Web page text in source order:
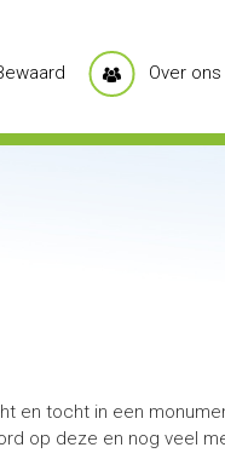
Over ons
en tocht in een
op deze en nog veel